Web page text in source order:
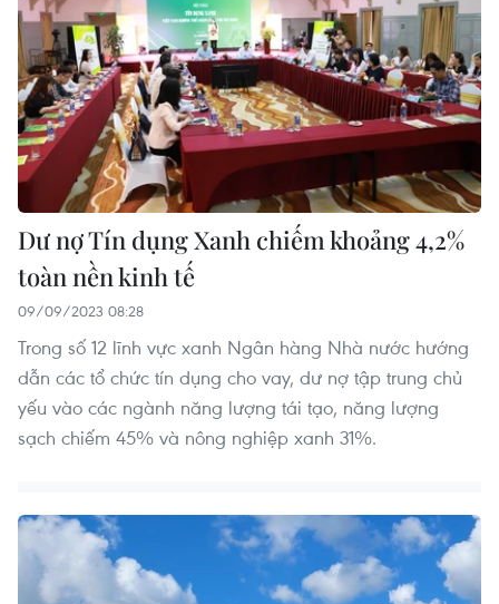
Dư nợ Tín dụng Xanh chiếm khoảng 4,2%
toàn nền kinh tế
09/09/2023 08:28
Trong số 12 lĩnh vực xanh Ngân hàng Nhà nước hướng
dẫn các tổ chức tín dụng cho vay, dư nợ tập trung chủ
yếu vào các ngành năng lượng tái tạo, năng lượng
sạch chiếm 45% và nông nghiệp xanh 31%.